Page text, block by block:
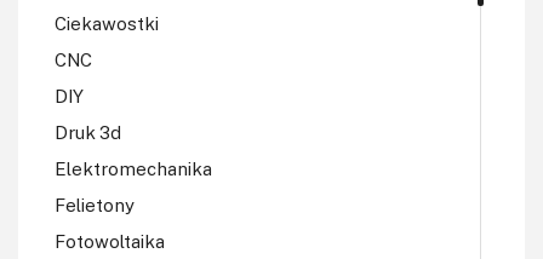
Ciekawostki
CNC
DIY
Druk 3d
Elektromechanika
Felietony
Fotowoltaika